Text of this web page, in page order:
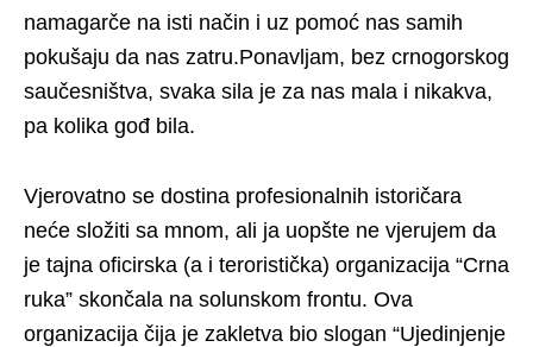
namagarče na isti način i uz pomoć nas samih
pokušaju da nas zatru.Ponavljam, bez crnogorskog
saučesništva, svaka sila je za nas mala i nikakva,
pa kolika gođ bila.
Vjerovatno se dostina profesionalnih istoričara
neće složiti sa mnom, ali ja uopšte ne vjerujem da
je tajna oficirska (a i teroristička) organizacija “Crna
ruka” skončala na solunskom frontu. Ova
organizacija čija je zakletva bio slogan “Ujedinjenje